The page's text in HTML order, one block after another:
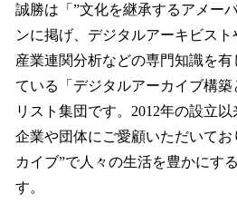
誠勝は「”文化を継承するアメー
ンに掲げ、デジタルアーキビス
産業連関分析などの専門知識を
ている「デジタルアーカイブ構
リスト集団です。2012年の設立
企業や団体にご愛顧いただいて
カイブ”で人々の生活を豊かにす
す。